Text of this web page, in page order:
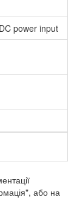
power input
або на